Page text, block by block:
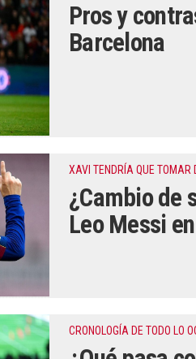
Pros y
Barcelona
XAVI TENDRÍA QUE TOMAR
¿Cambio de
Leo Messi
CRONOLOGÍA DE TODO LO